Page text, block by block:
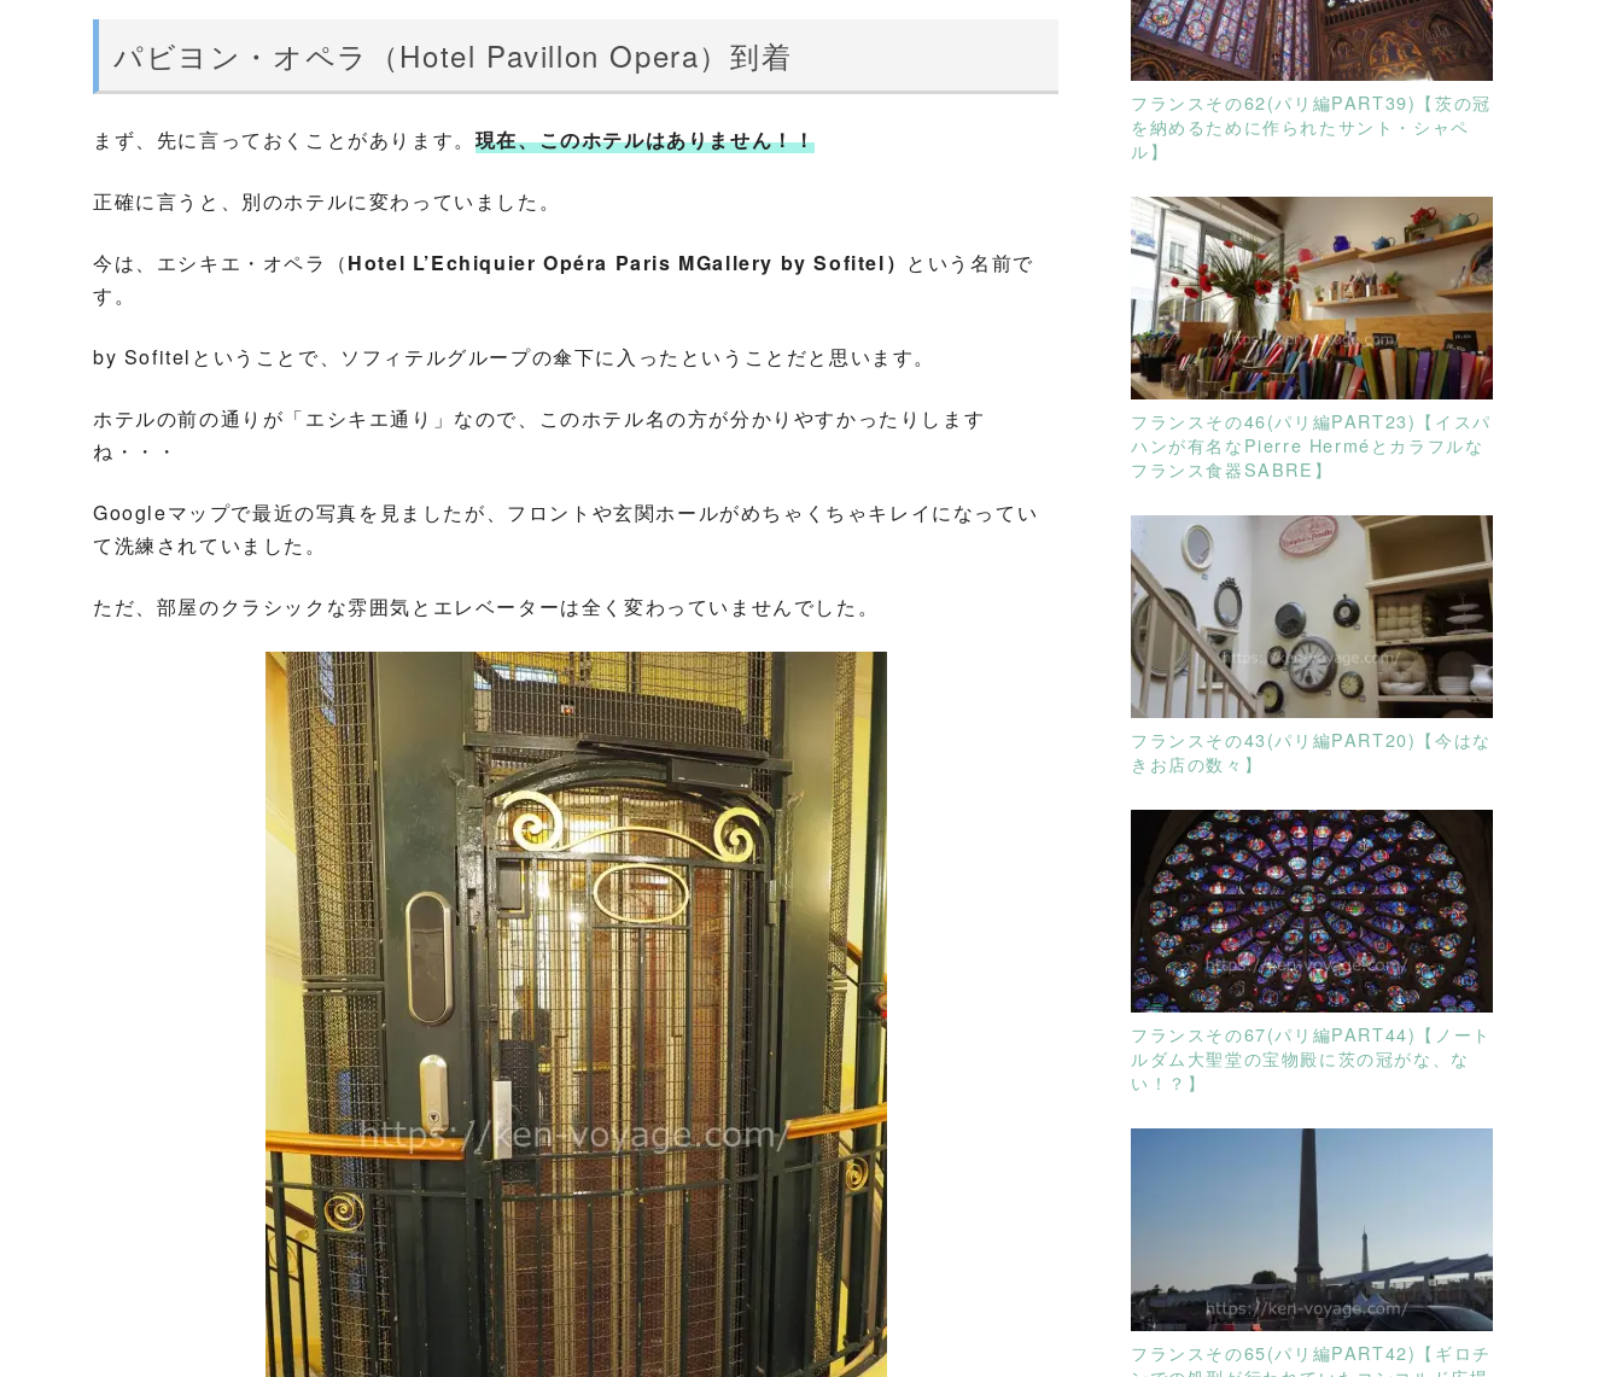
パビヨン・オペラ（Hotel Pavillon Opera）到着
まず、先に言っておくことがあります。 現在、このホテルはありません！！
正確に言うと、別のホテルに変わっていました。
今は、エシキエ・オペラ（Hotel L’Echiquier Opéra Paris MGallery by Sofitel） という名前で
す。
by Sofitelということで、ソフィテルグループの傘下に入ったということだと思います。
ホテルの前の通りが「エシキエ通り」なので、このホテル名の方が分かりやすかったりします
ね・・・
Googleマップで最近の写真を見ましたが、フロントや玄関ホールがめちゃくちゃキレイになってい
て洗練されていました。
ただ、部屋のクラシックな雰囲気とエレベーターは全く変わっていませんでした。
フランスその62(パリ編PART39)【茨の冠
を納めるために作られたサント・シャペ
ル】
READ MORE
フランスその46(パリ編PART23)【イスパ
ハンが有名なPierre Herméとカラフルな
フランス食器SABRE】
READ MORE
フランスその43(パリ編PART20)【今はな
きお店の数々】
READ MORE
フランスその67(パリ編PART44)【ノート
ルダム大聖堂の宝物殿に茨の冠がな、な
い！？】
READ MORE
フランスその65(パリ編PART42)【ギロチ